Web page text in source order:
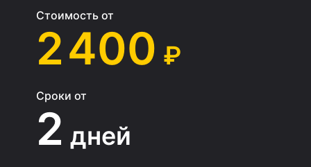
Стоимость от
2 400 ₽
Сроки от
2 дней